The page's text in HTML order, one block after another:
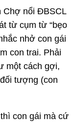
Chợ nổi ĐBSCL
từ cụm từ “bẹo
nhở con gái
con trai. Phải
một cách gợi,
tượng (con
con gái mà cứ